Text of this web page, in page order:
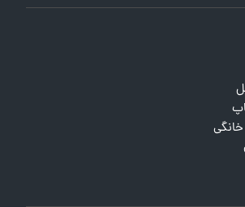
خانگی